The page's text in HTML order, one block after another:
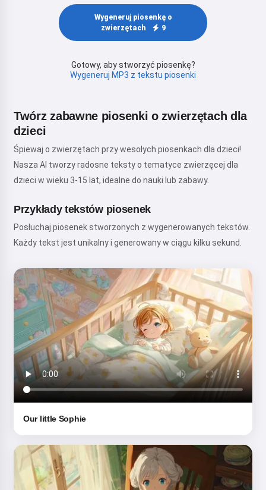
Wygeneruj piosenkę o
zwierzętach
9
Gotowy, aby stworzyć piosenkę?
Wygeneruj MP3 z tekstu piosenki
Twórz zabawne piosenki o zwierzętach dla
dzieci
Śpiewaj o zwierzętach przy wesołych piosenkach dla dzieci!
Nasza AI tworzy radosne teksty o tematyce zwierzęcej dla
dzieci w wieku 3-15 lat, idealne do nauki lub zabawy.
Przykłady tekstów piosenek
Posłuchaj piosenek stworzonych z wygenerowanych tekstów.
Każdy tekst jest unikalny i generowany w ciągu kilku sekund.
Our little Sophie